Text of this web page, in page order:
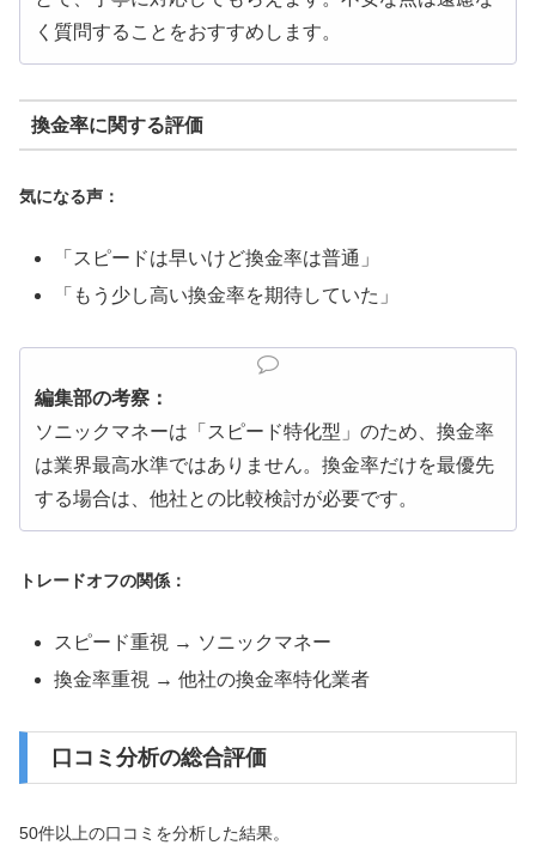
く質問することをおすすめします。
換金率に関する評価
気になる声：
「スピードは早いけど換金率は普通」
「もう少し高い換金率を期待していた」
編集部の考察：
ソニックマネーは「スピード特化型」のため、換金率
は業界最高水準ではありません。換金率だけを最優先
する場合は、他社との比較検討が必要です。
トレードオフの関係：
スピード重視 → ソニックマネー
換金率重視 → 他社の換金率特化業者
口コミ分析の総合評価
50件以上の口コミを分析した結果。